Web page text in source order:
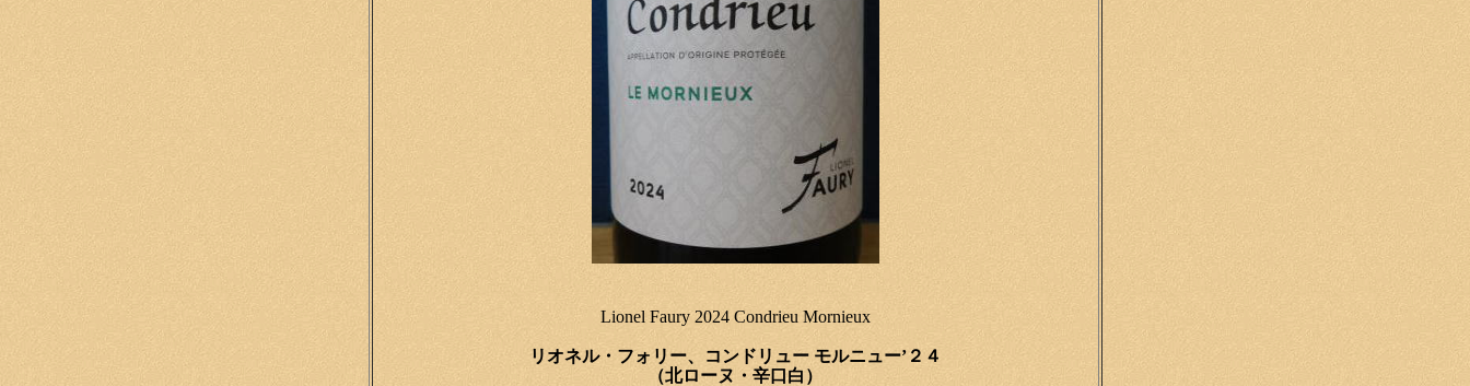
Lionel Faury 2024 Condrieu Mornieux
リオネル・フォリー、コンドリュー モルニュー’２４
（北ローヌ・辛口白）